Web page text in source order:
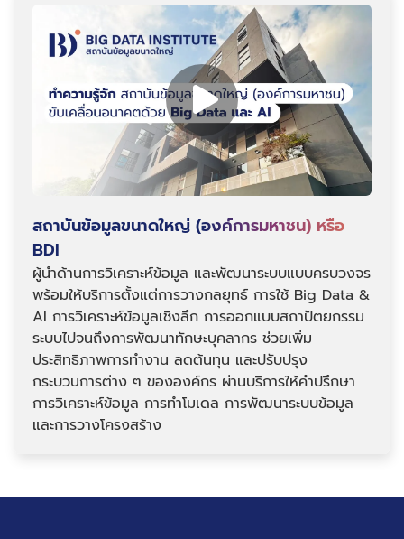
สถาบันข้อมูลขนาดใหญ่ (องค์การมหาชน) หรือ
BDI
ผู้นำด้านการวิเคราะห์ข้อมูล และพัฒนาระบบแบบครบวงจร
พร้อมให้บริการตั้งแต่การวางกลยุทธ์ การใช้ Big Data &
Al การวิเคราะห์ข้อมูลเชิงลึก การออกแบบสถาปัตยกรรม
ระบบไปจนถึงการพัฒนาทักษะบุคลากร ช่วยเพิ่ม
ประสิทธิภาพการทำงาน ลดต้นทุน และปรับปรุง
กระบวนการต่าง ๆ ขององค์กร ผ่านบริการให้คำปรึกษา
การวิเคราะห์ข้อมูล การทำโมเดล การพัฒนาระบบข้อมูล
และการวางโครงสร้าง